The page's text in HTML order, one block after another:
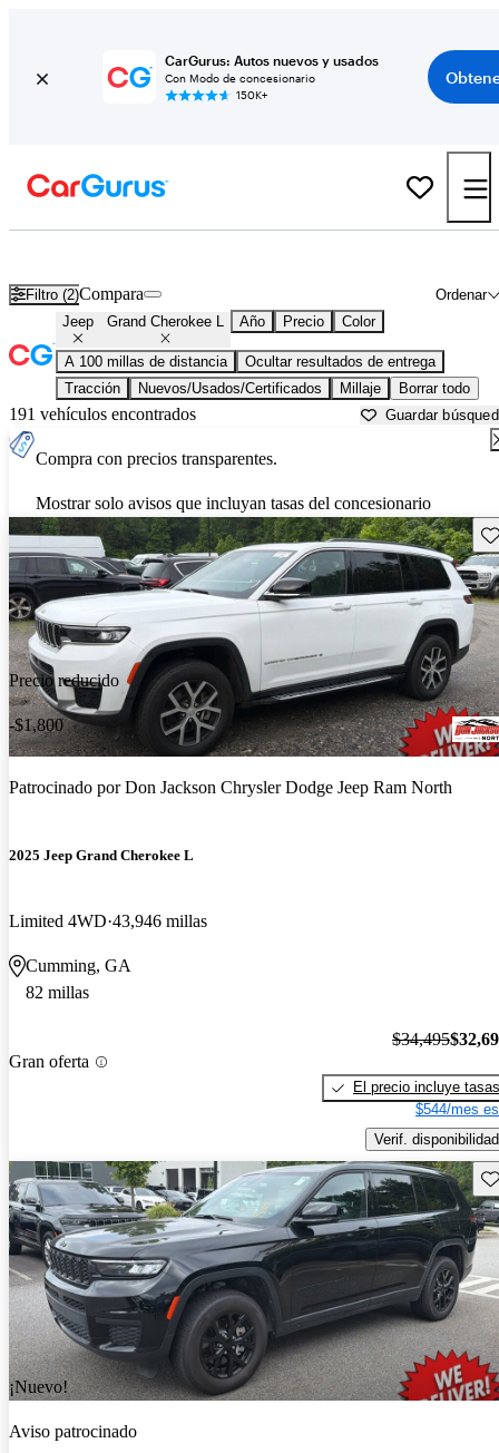
CarGurus: Autos nuevos y usados
Con Modo de concesionario
150K+
Filtro (2) Ordenar
Compara
Jeep Grand Cherokee L Año Precio Color
A 100 millas de distancia
Ocultar resultados de entrega
Tracción
Nuevos/Usados/Certificados Millaje Borrar todo
191 vehículos encontrados Guardar
Compra con precios transparentes.
Mostrar solo avisos que incluyan tasas del concesionario
Precio reducido
-$1,800
Patrocinado porDon Jackson Chrysler Dodge Jeep Ram North
2025 Jeep Grand Cherokee L
Limited 4WD 43,946 millas
Cumming, GA
82 millas
Gran oferta
$34,495
El precio incluye tasas
$544/mes
Verif. disponibilidad
¡Nuevo!
Aviso patrocinado